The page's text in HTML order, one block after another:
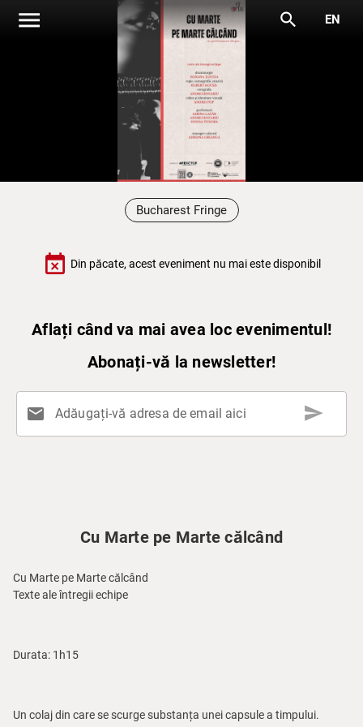
menu search EN
Bucharest Fringe
event_busy Din păcate, acest eveniment nu mai este disponibil
Aflați când va mai avea loc evenimentul!
Abonați-vă la newsletter!
mail Adăugați-vă adresa de email aici send
Cu Marte pe Marte călcând
Cu Marte pe Marte călcând
Texte ale întregii echipe
Durata: 1h15
Un colaj din care se scurge substanța unei capsule a timpului.